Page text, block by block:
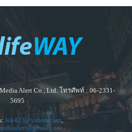
Alert Co., Ltd. โทรศัพท์ : 06-2331-
5695
lek423@yahoo.com